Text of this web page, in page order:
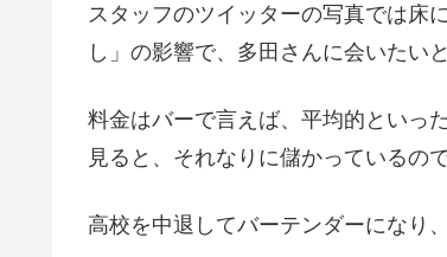
スタッフのツイッターの写真では床
し」の影響で、多田さんに会いたい
料金はバーで言えば、平均的といっ
見ると、それなりに儲かっているの
高校を中退してバーテンダーになり